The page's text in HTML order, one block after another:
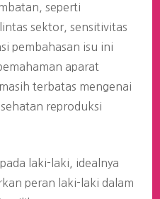
seperti
sektor, sensitivitas
pembahasan isu ini
aparat
terbatas mengenai
reproduksi
laki-laki, idealnya
peran laki-laki dalam